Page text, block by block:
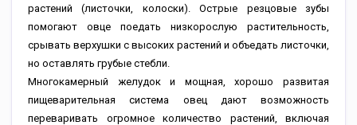
растений (листочки, колоски). Острые резцовые зубы
помогают овце поедать низкорослую растительность,
срывать верхушки с высоких растений и объедать листочки,
но оставлять грубые стебли.
Многокамерный желудок и мощная, хорошо развитая
пищеварительная система овец дают возможность
переваривать огромное количество растений, включая